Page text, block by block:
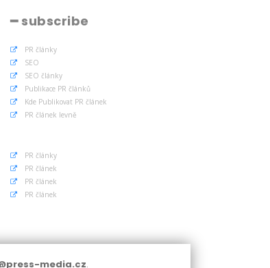
━ subscribe
PR články
SEO
SEO články
Publikace PR článků
Kde Publikovat PR článek
PR článek levně
PR články
PR článek
PR článek
PR článek
media.cz.